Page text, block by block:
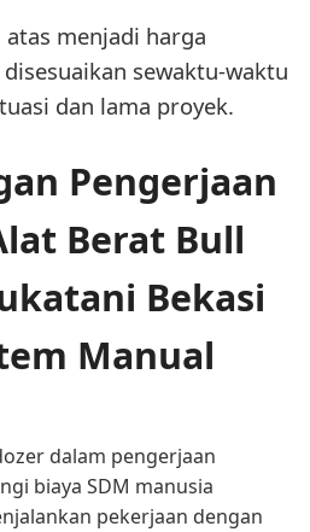
menjadi harga
sewaktu-waktu
dan lama proyek.
Pengerjaan
Berat Bull
Bekasi
Manual
dalam pengerjaan
biaya SDM manusia
pekerjaan dengan